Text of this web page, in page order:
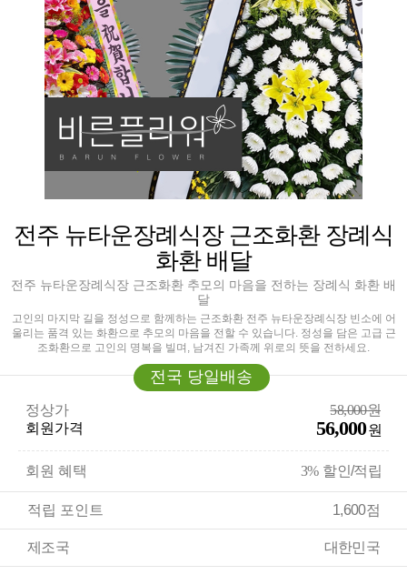
전주 뉴타운장례식장 근조화환 장례식
화환 배달
전주 뉴타운장례식장 근조화환 추모의 마음을 전하는 장례식 화환 배
달
고인의 마지막 길을 정성으로 함께하는 근조화환 전주 뉴타운장례식장 빈소에 어
울리는 품격 있는 화환으로 추모의 마음을 전할 수 있습니다. 정성을 담은 고급 근
조화환으로 고인의 명복을 빌며, 남겨진 가족께 위로의 뜻을 전하세요.
전국 당일배송
정상가
58,000원
회원가격
56,000원
회원 혜택 3% 할인/적립
적립 포인트 1,600점
제조국 대한민국